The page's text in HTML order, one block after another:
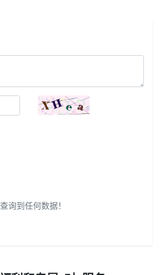
询到任何数据！